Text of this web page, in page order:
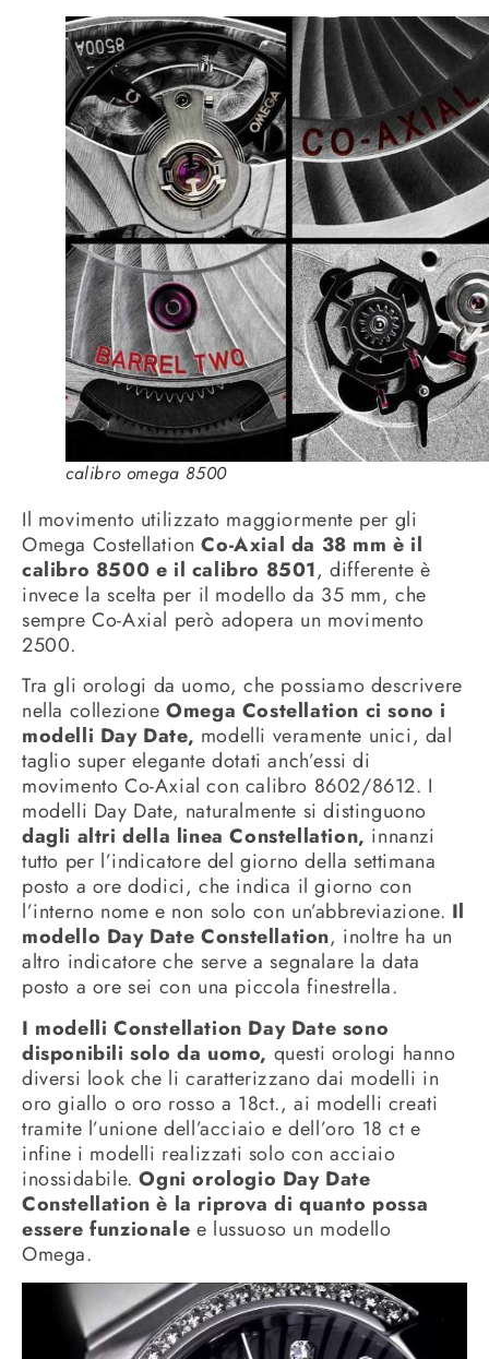
calibro omega 8500
Il movimento utilizzato maggiormente per gli
Omega CostellationCo-Axial da 38 mm è il
calibro 8500 e il calibro 8501, differente è
invece la scelta per il modello da 35 mm, che
sempre Co-Axial però adopera un movimento
2500.
Tra gli orologi da uomo, che possiamo descrivere
nella collezioneOmega Costellation ci sono i
modelli Day Date, modelli veramente unici, dal
taglio super elegante dotati anch’essi di
movimento Co-Axial con calibro 8602/8612. I
modelli Day Date, naturalmente si distinguono
dagli altri della linea Constellation, innanzi
tutto per l’indicatore del giorno della settimana
posto a ore dodici, che indica il giorno con
l’interno nome e non solo con un’abbreviazione. Il
modello Day Date Constellation, inoltre ha un
altro indicatore che serve a segnalare la data
posto a ore sei con una piccola finestrella.
I modelli Constellation Day Date sono
disponibili solo da uomo, questi orologi hanno
diversi look che li caratterizzano dai modelli in
oro giallo o oro rosso a 18ct., ai modelli creati
tramite l’unione dell’acciaio e dell’oro 18 ct e
infine i modelli realizzati solo con acciaio
inossidabile.Ogni orologio Day Date
Constellation è la riprova di quanto possa
essere funzionale e lussuoso un modello
Omega.